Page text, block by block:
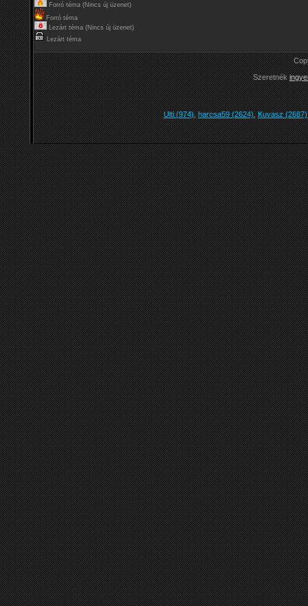
Forró téma (Nincs új üzenet)
Forró téma
Lezárt téma (Nincs új üzenet)
Lezárt téma
Szeretnék
Ulti (974) ,harcsa59 (2624), Kuvasz (2687)